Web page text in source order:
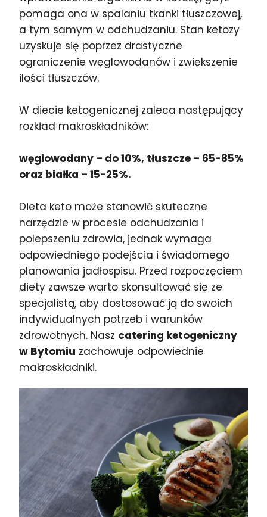
pomaga ona w spalaniu tkanki tłuszczowej,
a tym samym w odchudzaniu. Stan ketozy
uzyskuje się poprzez drastyczne
ograniczenie węglowodanów i zwiększenie
ilości tłuszczów.
W diecie ketogenicznej zaleca następujący
rozkład makroskładników:
węglowodany – do 10%, tłuszcze – 65-85%
oraz białka – 15-25%.
Dieta keto może stanowić skuteczne
narzędzie w procesie odchudzania i
polepszeniu zdrowia, jednak wymaga
odpowiedniego podejścia i świadomego
planowania jadłospisu. Przed rozpoczęciem
diety zawsze warto skonsultować się ze
specjalistą, aby dostosować ją do swoich
indywidualnych potrzeb i warunków
zdrowotnych. Nasz catering ketogeniczny
w Bytomiu zachowuje odpowiednie
makroskładniki.